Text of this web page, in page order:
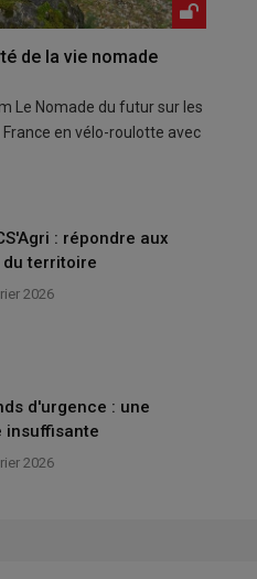
de la vie nomade
Le Nomade du futur sur les
en vélo-roulotte avec
: répondre aux
du territoire
2026
d'urgence : une
insuffisante
2026